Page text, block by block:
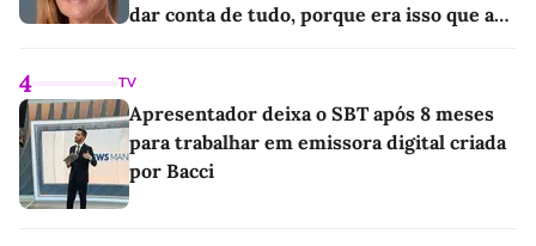
dar conta de tudo, porque era isso que a
4 TV
Apresentador deixa o SBT após 8 meses
para trabalhar em emissora digital criada
por Bacci